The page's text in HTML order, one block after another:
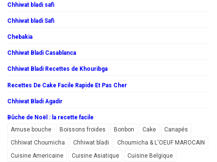
Chhiwat bladi safi
Chhiwat bladi Safi
Chebakia
Chhiwat Bladi Casablanca
Chhiwat Bladi Recettes de Khouribga
Recettes De Cake Facile Rapide Et Pas Cher
Chhiwat Bladi Agadir
Bûche de Noël : la recette facile
Amuse bouche
Boissons froides Bonbon Cake
Canapés
Chhiwat Choumicha
Chhiwat bladi
Choumicha & L'OEUF MAROCAIN
Cuisine Americaine
Cuisine Asiatique Cuisine Belgique